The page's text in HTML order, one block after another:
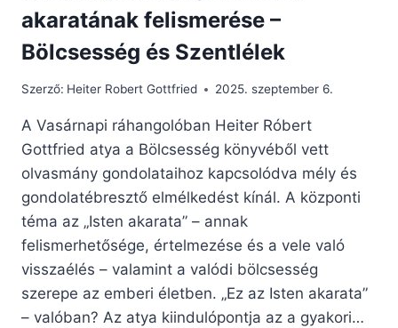
akaratának felismerése –
Bölcsesség és Szentlélek
Szerző: Heiter Robert Gottfried 2025. szeptember 6.
A Vasárnapi ráhangolóban Heiter Róbert
Gottfried atya a Bölcsesség könyvéből vett
olvasmány gondolataihoz kapcsolódva mély és
gondolatébresztő elmélkedést kínál. A központi
téma az „Isten akarata” – annak
felismerhetősége, értelmezése és a vele való
visszaélés – valamint a valódi bölcsesség
szerepe az emberi életben. „Ez az Isten akarata”
– valóban? Az atya kiindulópontja az a gyakori…